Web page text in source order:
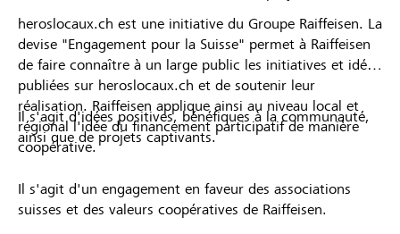
heroslocaux.ch est une initiative du Groupe Raiffeisen. La
devise "Engagement pour la Suisse" permet à Raiffeisen
de faire connaître à un large public les initiatives et idées
publiées sur heroslocaux.ch et de soutenir leur
réalisation. Raiffeisen applique ainsi au niveau local et
régional l'idée du financement participatif de manière
coopérative.
Il s'agit d'idées positives, bénéfiques à la communauté,
ainsi que de projets captivants.
Il s'agit d'un engagement en faveur des associations
suisses et des valeurs coopératives de Raiffeisen.